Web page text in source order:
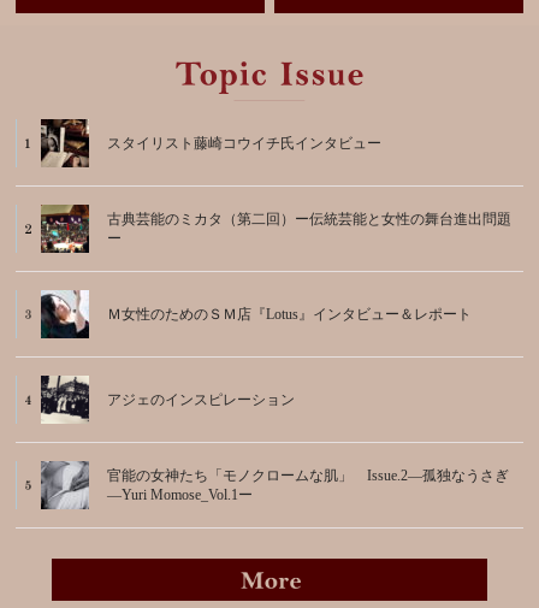
スタイリスト藤崎コウイチ氏インタビュー
古典芸能のミカタ（第二回）ー伝統芸能と女性の舞台進出問題
ー
Ｍ女性のためのＳＭ店『Lotus』インタビュー＆レポート
アジェのインスピレーション
官能の女神たち「モノクロームな肌」 Issue.2―孤独なうさぎ
―Yuri Momose_Vol.1ー